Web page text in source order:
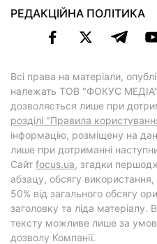
РЕДАКЦІЙНА ПОЛІТИКА
Всі права на матеріали,
належать ТОВ "ФОКУС МЕДІА".
дозволяється лише при
розділі "Правила
інформацію, розміщену на
лише при дотриманні
Cайт focus.ua, згадки
абзацу, обсягу
50% від загального обсягу
заголовку та ліда матеріалу.
тексту можливе лише за
дозволу Компанії.